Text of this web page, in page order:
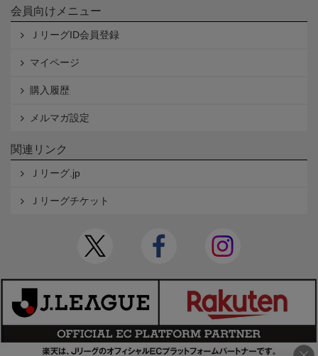
会員向けメニュー
ＪリーグID会員登録
マイページ
購入履歴
メルマガ設定
関連リンク
Ｊリーグ.jp
Ｊリーグチケット